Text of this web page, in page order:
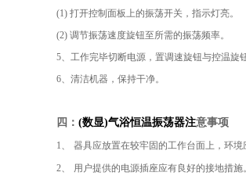
(1) 打开控制面板上的振荡开关，指示灯亮。
(2) 调节振荡速度旋钮至所需的振荡频率。
5、工作完毕切断电源，置调速旋钮与控温旋
6、清洁机器，保持干净。
四： (数显)气浴恒温振荡器注意事项
1、 器具应放置在较牢固的工作台面上，环境
2、 用户提供的电源插座应有良好的接地措施。